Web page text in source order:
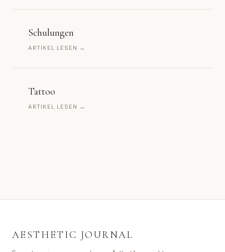
Schulungen
ARTIKEL LESEN →
Tattoo
ARTIKEL LESEN →
AESTHETIC JOURNAL